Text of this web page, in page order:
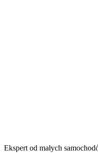
Ekspert od małych